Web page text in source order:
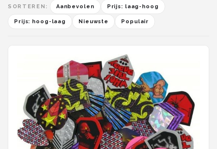
SORTEREN: Aanbevolen Prijs: laag-hoog
Prijs: hoog-laag Nieuwste Populair